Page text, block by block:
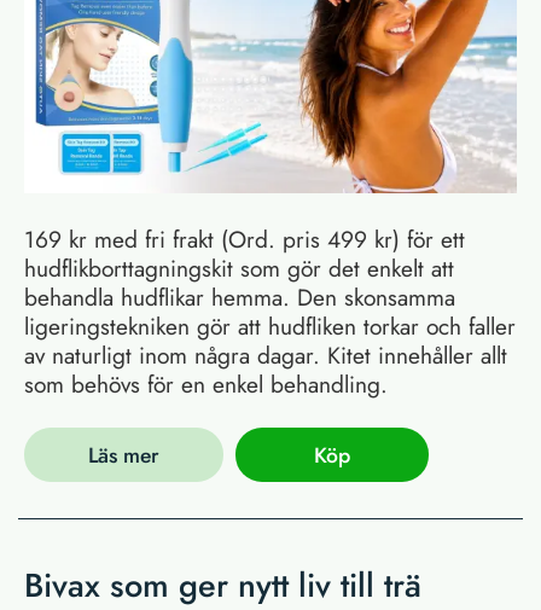
169 kr med fri frakt (Ord. pris 499 kr) för ett
hudflikborttagningskit som gör det enkelt att
behandla hudflikar hemma. Den skonsamma
ligeringstekniken gör att hudfliken torkar och faller
av naturligt inom några dagar. Kitet innehåller allt
som behövs för en enkel behandling.
Läs mer Köp
Bivax som ger nytt liv till trä